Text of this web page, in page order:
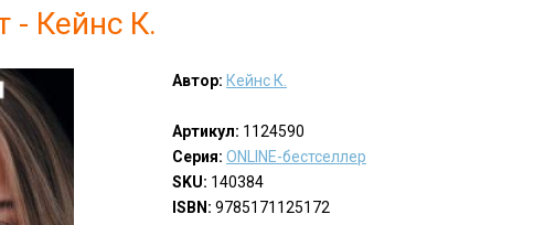
- Кейнс К.
Автор: Кейнс К.
Артикул: 1124590
Серия: ONLINE-бестселлер
SKU: 140384
ISBN: 9785171125172